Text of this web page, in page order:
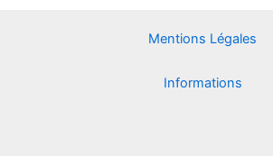
la
du
Mentions Légales
Informations